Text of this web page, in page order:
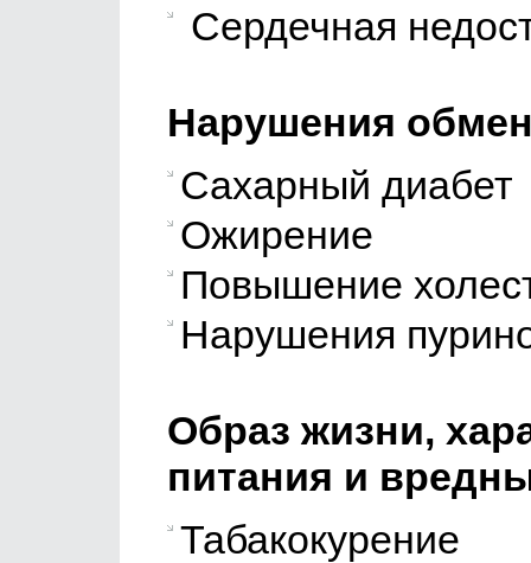
Сердечная
Нарушения
Сахарный диабет
Ожирение
Повышение
Нарушения
Образ жизни,
питания и
Табакокурение